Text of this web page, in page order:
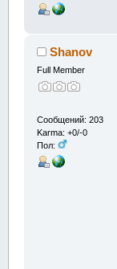
Shanov
Full Member
Сообщений: 203
Karma: +0/-0
Пол: